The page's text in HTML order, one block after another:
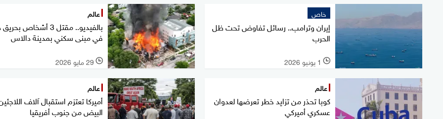
خاص
إيران وترامب.. رسائل تفاوض تحت ظل
الحرب
l 1 يونيو 2026
عالم
بالفيديو.. مقتل 3 أشخاص
في مبنى سكني بمدينة دالاس
l 29 مايو 2026
عالم
كوبا تحذر من تزايد خطر تعرضها لعدوان
عسكري أميركي
عالم
أميركا تعتزم استقبال آلاف
البيض من جنوب أفريقيا